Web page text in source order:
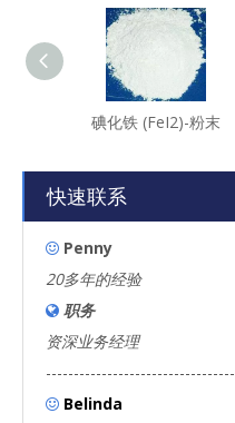
碘化铁 (FeI2)-粉末
快速联系
 Penny
20多年的经验
 职务
资深业务经理
----------------------------------
 Belinda